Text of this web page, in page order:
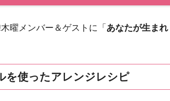
曜メンバー＆ゲストに「 あなたが生まれ
を使ったアレンジレシピ